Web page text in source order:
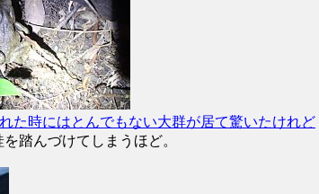
た時にはとんでもない大群が居て驚いたけれど
踏んづけてしまうほど。